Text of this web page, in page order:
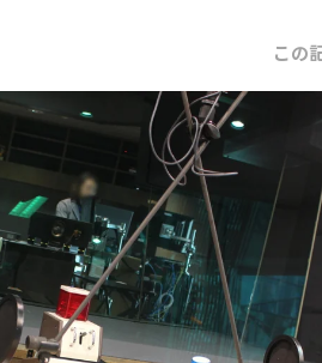
この